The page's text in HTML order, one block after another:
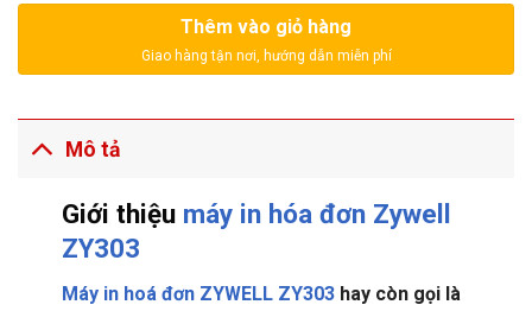
Thêm vào giỏ hàng
Mô tả
Giới thiệu máy in hóa đơn Zywell
ZY303
Máy in hoá đơn ZYWELL ZY303hay còn gọi là